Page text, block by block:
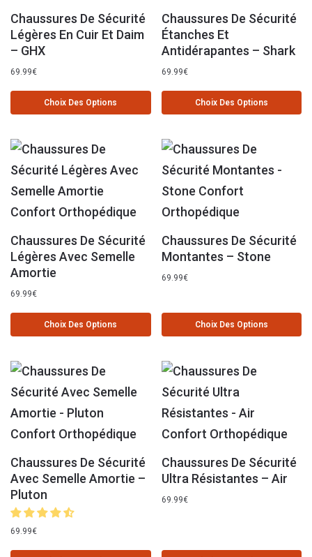
Chaussures De Sécurité
Légères En Cuir Et Daim
– GHX
69.99€
Choix Des Options
Chaussures De Sécurité
Étanches Et
Antidérapantes – Shark
69.99€
Choix Des Options
Chaussures De Sécurité
Légères Avec Semelle
Amortie
69.99€
Choix Des Options
Chaussures De Sécurité
Montantes – Stone
69.99€
Choix Des Options
Chaussures De Sécurité
Avec Semelle Amortie –
Pluton
69.99€
Chaussures De Sécurité
Ultra Résistantes – Air
69.99€